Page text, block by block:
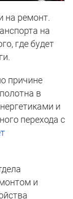
на ремонт.
на
где будет
причине
в
и
перехода с
и